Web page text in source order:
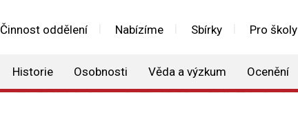
Činnost oddělení Nabízíme Sbírky Pro školy
Historie Osobnosti Věda a výzkum Ocenění